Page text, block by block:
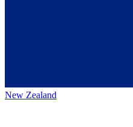
New Zealand